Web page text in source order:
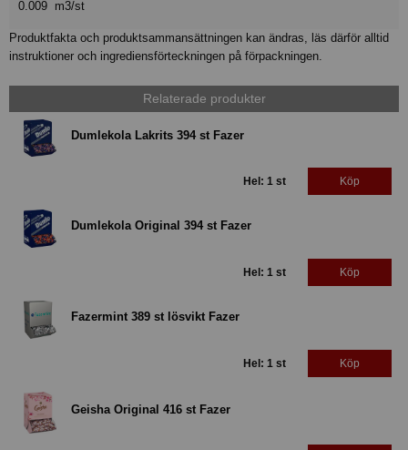
0.009 m3/st
Produktfakta och produktsammansättningen kan ändras, läs därför alltid
instruktioner och ingrediensförteckningen på förpackningen.
Relaterade produkter
Dumlekola Lakrits 394 st Fazer
Hel: 1 st Köp
Dumlekola Original 394 st Fazer
Hel: 1 st Köp
Fazermint 389 st lösvikt Fazer
Hel: 1 st Köp
Geisha Original 416 st Fazer